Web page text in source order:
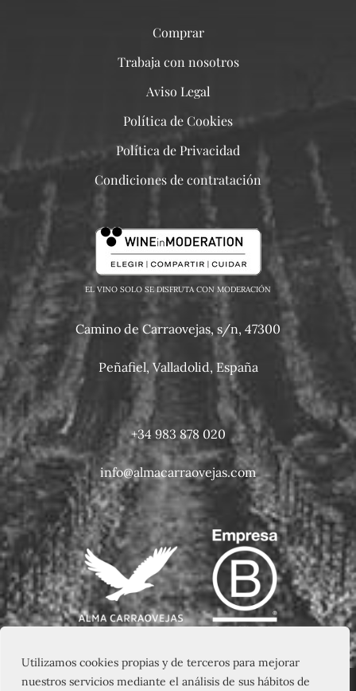
Utilizamos cookies propias y de terceros para mejorar
nuestros servicios mediante el análisis de sus hábitos de
Comprar
Trabaja con nosotros
Aviso Legal
Política de Cookies
Política de Privacidad
Condiciones de contratación
EL VINO SOLO SE DISFRUTA CON MODERACIÓN
Camino de Carraovejas, s/n, 47300
Peñafiel, Valladolid, España
+34 983 878 020
info@almacarraovejas.com